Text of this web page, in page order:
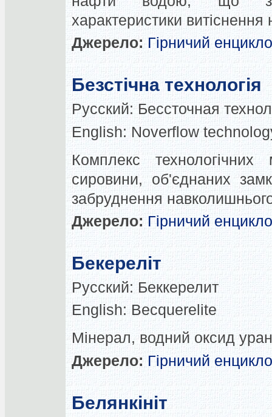
характеристики
Джерело: Гірничий
Безстічна технологія
Русский: Беcсточная
English: Noverflow
Комплекс технологічних
сировини, об'єднаних
забруднення
Джерело: Гірничий
Бекереліт
Русский: Беккерелит
English: Becquerelite
Мінерал, водний оксид
Джерело: Гірничий
Белянкініт